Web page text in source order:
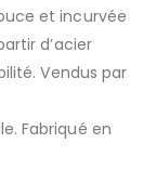
et incurvée
d’acier
Vendus par
Fabriqué en